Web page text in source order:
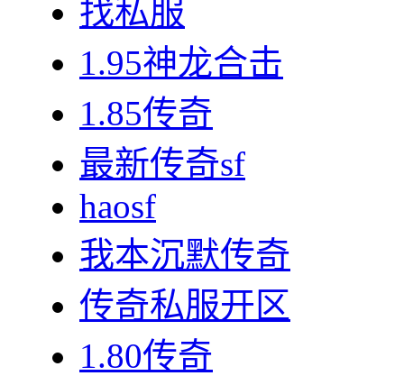
找私服
1.95神龙合击
1.85传奇
最新传奇sf
haosf
我本沉默传奇
传奇私服开区
1.80传奇